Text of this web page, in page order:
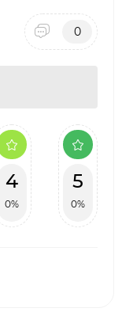
0
4
0%
5
0%